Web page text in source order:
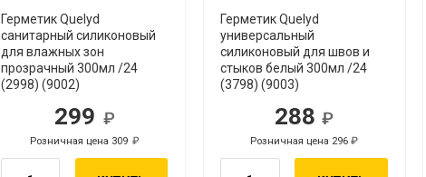
Герметик Quelyd
санитарный силиконовый
для влажных зон
прозрачный 300мл /24
(2998) (9002)
299
Розничная цена 309
Герметик Quelyd
универсальный
силиконовый для швов и
стыков белый 300мл /24
(3798) (9003)
288
Розничная цена 296
руб.
руб.